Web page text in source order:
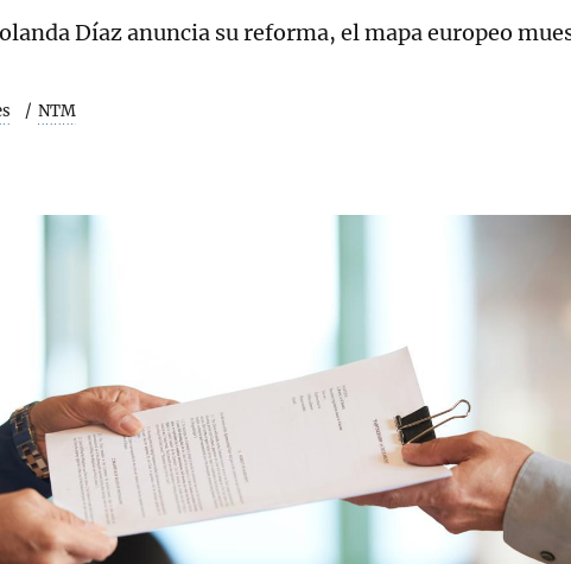
Díaz anuncia su reforma, el mapa europeo
NTM